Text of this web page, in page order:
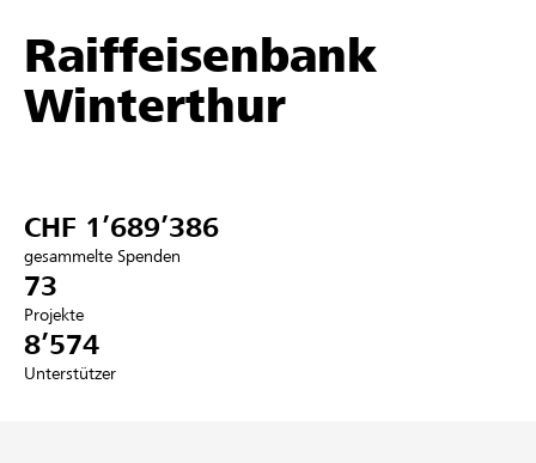
Hilfe & Support
Partner / Raiffeisenbank
Anmelden
Registrieren
Raiffeisenbank
Winterthur
CHF 1’689’386
gesammelte Spenden
73
Projekte
8’574
Unterstützer